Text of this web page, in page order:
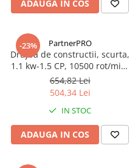
ADAUGA IN COS
-23% PartnerPRO
Drujba de constructii, scurta,
1.1 kw-1.5 CP, 10500 rot/min,
Ungere Lant Automata,
PartnerPro PP2500
654,82 Lei
504,34 Lei
IN STOC
ADAUGA IN COS